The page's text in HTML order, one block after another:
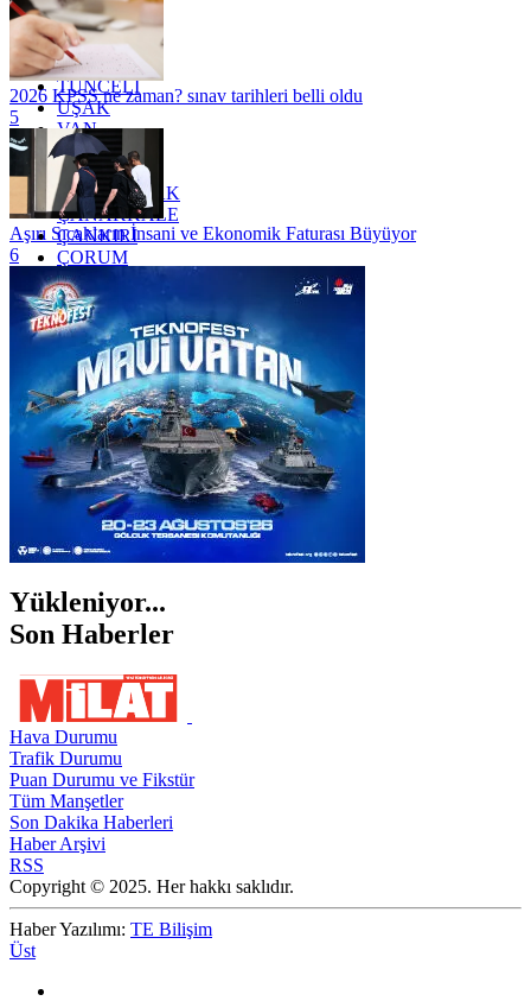
TEKİRDAĞ
TOKAT
TRABZON
TUNCELİ
UŞAK
VAN
YALOVA
YOZGAT
ZONGULDAK
ÇANAKKALE
ÇANKIRI
ÇORUM
İSTANBUL
İZMİR
ŞANLIURFA
ŞIRNAK
2026 KPSS ne zaman? sınav tarihleri belli oldu
5
Aşırı Sıcakların İnsani ve Ekonomik Faturası Büyüyor
6
Yükleniyor...
Son Haberler
Hava Durumu
Trafik Durumu
Puan Durumu ve Fikstür
Tüm Manşetler
Son Dakika Haberleri
Haber Arşivi
RSS
Copyright © 2025. Her hakkı saklıdır.
Haber Yazılımı: TE Bilişim
Üst